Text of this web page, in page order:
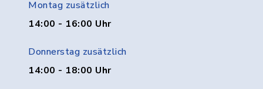
Montag zusätzlich
14:00 - 16:00 Uhr
Donnerstag zusätzlich
14:00 - 18:00 Uhr